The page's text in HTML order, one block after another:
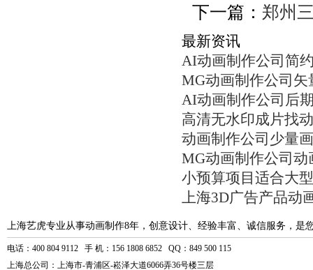
下一篇： 郑州
最新资讯
AI动画制作公司简
MG动画制作公司
AI动画制作公司后
高清无水印成片找
动画制作公司少量
MG动画制作公司
小预算项目适合大
上海3D广告产品动
上海艺虎专业从事动画制作8年，创意设计、经验丰富、诚信服务，是
电话：400 804 9112 手 机：156 1808 6852 QQ：849 500 115
上海总公司：上海市-青浦区-崧泽大道6066弄36号楼三层